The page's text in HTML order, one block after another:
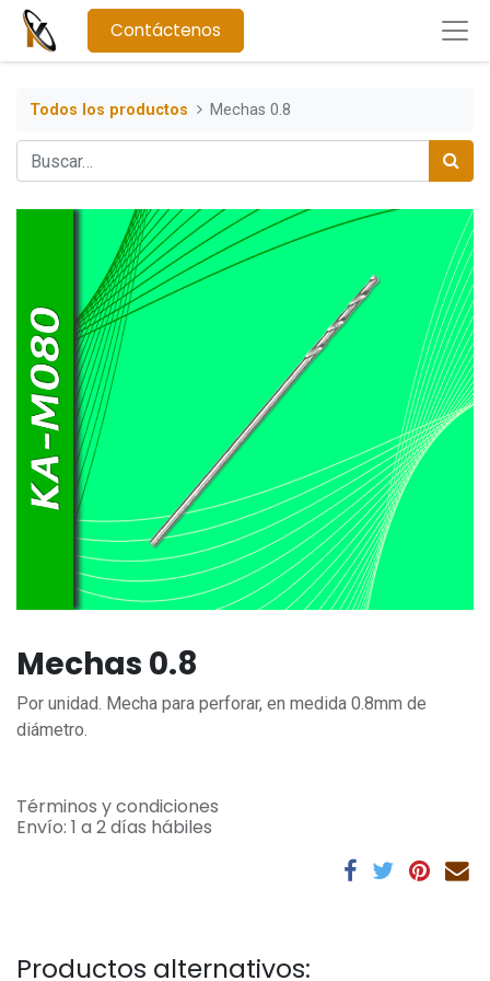
Contáctenos
Todos los productos Mechas 0.8
Mechas 0.8
Por unidad. Mecha para perforar, en medida 0.8mm de
diámetro.
Términos y condiciones
Envío: 1 a 2 días hábiles
Productos alternativos: